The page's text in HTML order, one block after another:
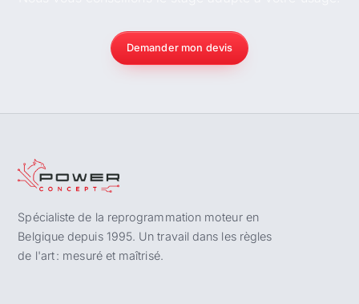
Demander mon devis
Spécialiste de la reprogrammation moteur en
Belgique depuis 1995. Un travail dans les règles
de l'art : mesuré et maîtrisé.